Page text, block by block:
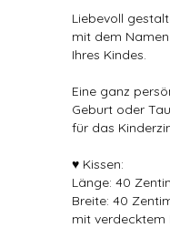
Liebevoll
mit dem
Ihres Kindes.
Eine ganz
Geburt oder
für das
♥ Kissen:
Länge: 40
Breite: 40
mit verdecktem